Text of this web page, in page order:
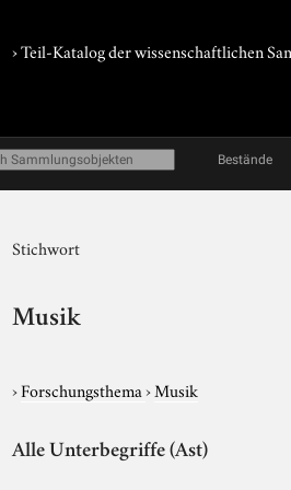
› Teil-Katalog der wissenschaftlichen
Bestände
Stichwort
Musik
›Forschungsthema›Musik
Alle Unterbegriffe (Ast)